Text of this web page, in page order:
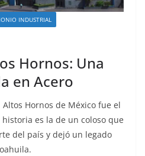
INDUSTRIAL
Hornos: Una
en Acero
Hornos de México fue el
es la de un coloso que
del país y dejó un legado